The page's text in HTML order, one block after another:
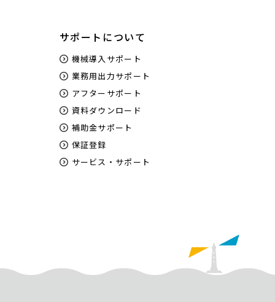
サポートについて
機械導入サポート
業務用出力サポート
アフターサポート
資料ダウンロード
補助金サポート
保証登録
サービス・サポート